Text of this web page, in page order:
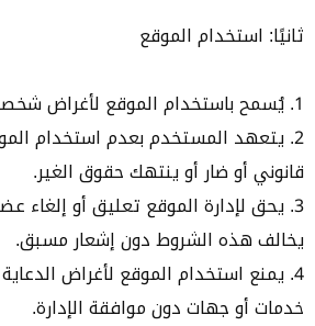
ثانيًا: استخدام الموقع
1. يُسمح باستخدام الموقع لأغراض شخصية وغير تجارية فقط.
2. يتعهد المستخدم بعدم استخدام
قانوني أو ضار أو ينتهك حقوق الغير.
3. يحق لإدارة الموقع تعليق أو
يخالف هذه الشروط دون إشعار مسبق.
4. يمنع استخدام الموقع لأغراض
خدمات أو جهات دون موافقة الإدارة.